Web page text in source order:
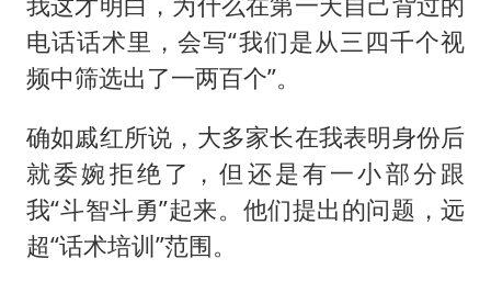
电话话术里，会写“我们是从三四千个视
频中筛选出了一两百个”。
确如戚红所说，大多家长在我表明身份后
就委婉拒绝了，但还是有一小部分跟
我“斗智斗勇”起来。他们提出的问题，远
超“话术培训”范围。